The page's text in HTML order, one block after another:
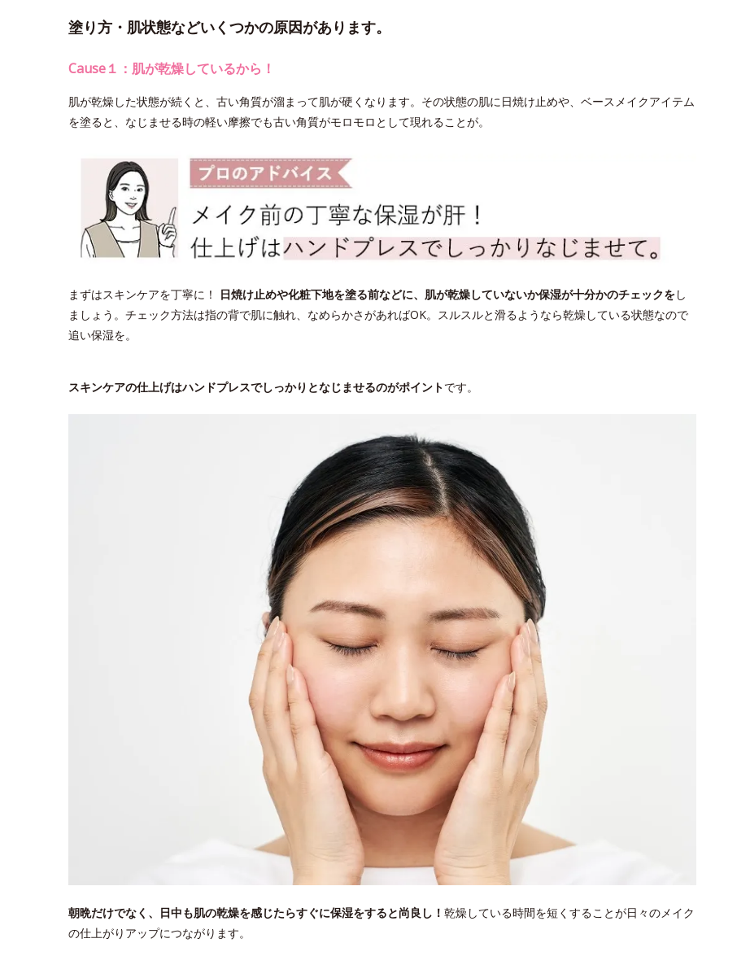
塗り方・肌状態などいくつかの原因があります。
Cause１：肌が乾燥しているから！
肌が乾燥した状態が続くと、古い角質が溜まって肌が硬くなります。その状態の肌に日焼け止めや、ベースメイクアイテム
を塗ると、なじませる時の軽い摩擦でも古い角質がモロモロとして現れることが。
まずはスキンケアを丁寧に！ 日焼け止めや化粧下地を塗る前などに、肌が乾燥していないか保湿が十分かのチェックをし
ましょう。チェック方法は指の背で肌に触れ、なめらかさがあればOK。スルスルと滑るようなら乾燥している状態なので
追い保湿を。
スキンケアの仕上げはハンドプレスでしっかりとなじませるのがポイントです。
朝晩だけでなく、日中も肌の乾燥を感じたらすぐに保湿をすると尚良し！ 乾燥している時間を短くすることが日々のメイク
の仕上がりアップにつながります。